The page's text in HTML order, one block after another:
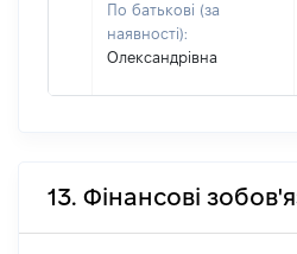
По батькові (за
наявності):
Олександрівна
13. Фінансові